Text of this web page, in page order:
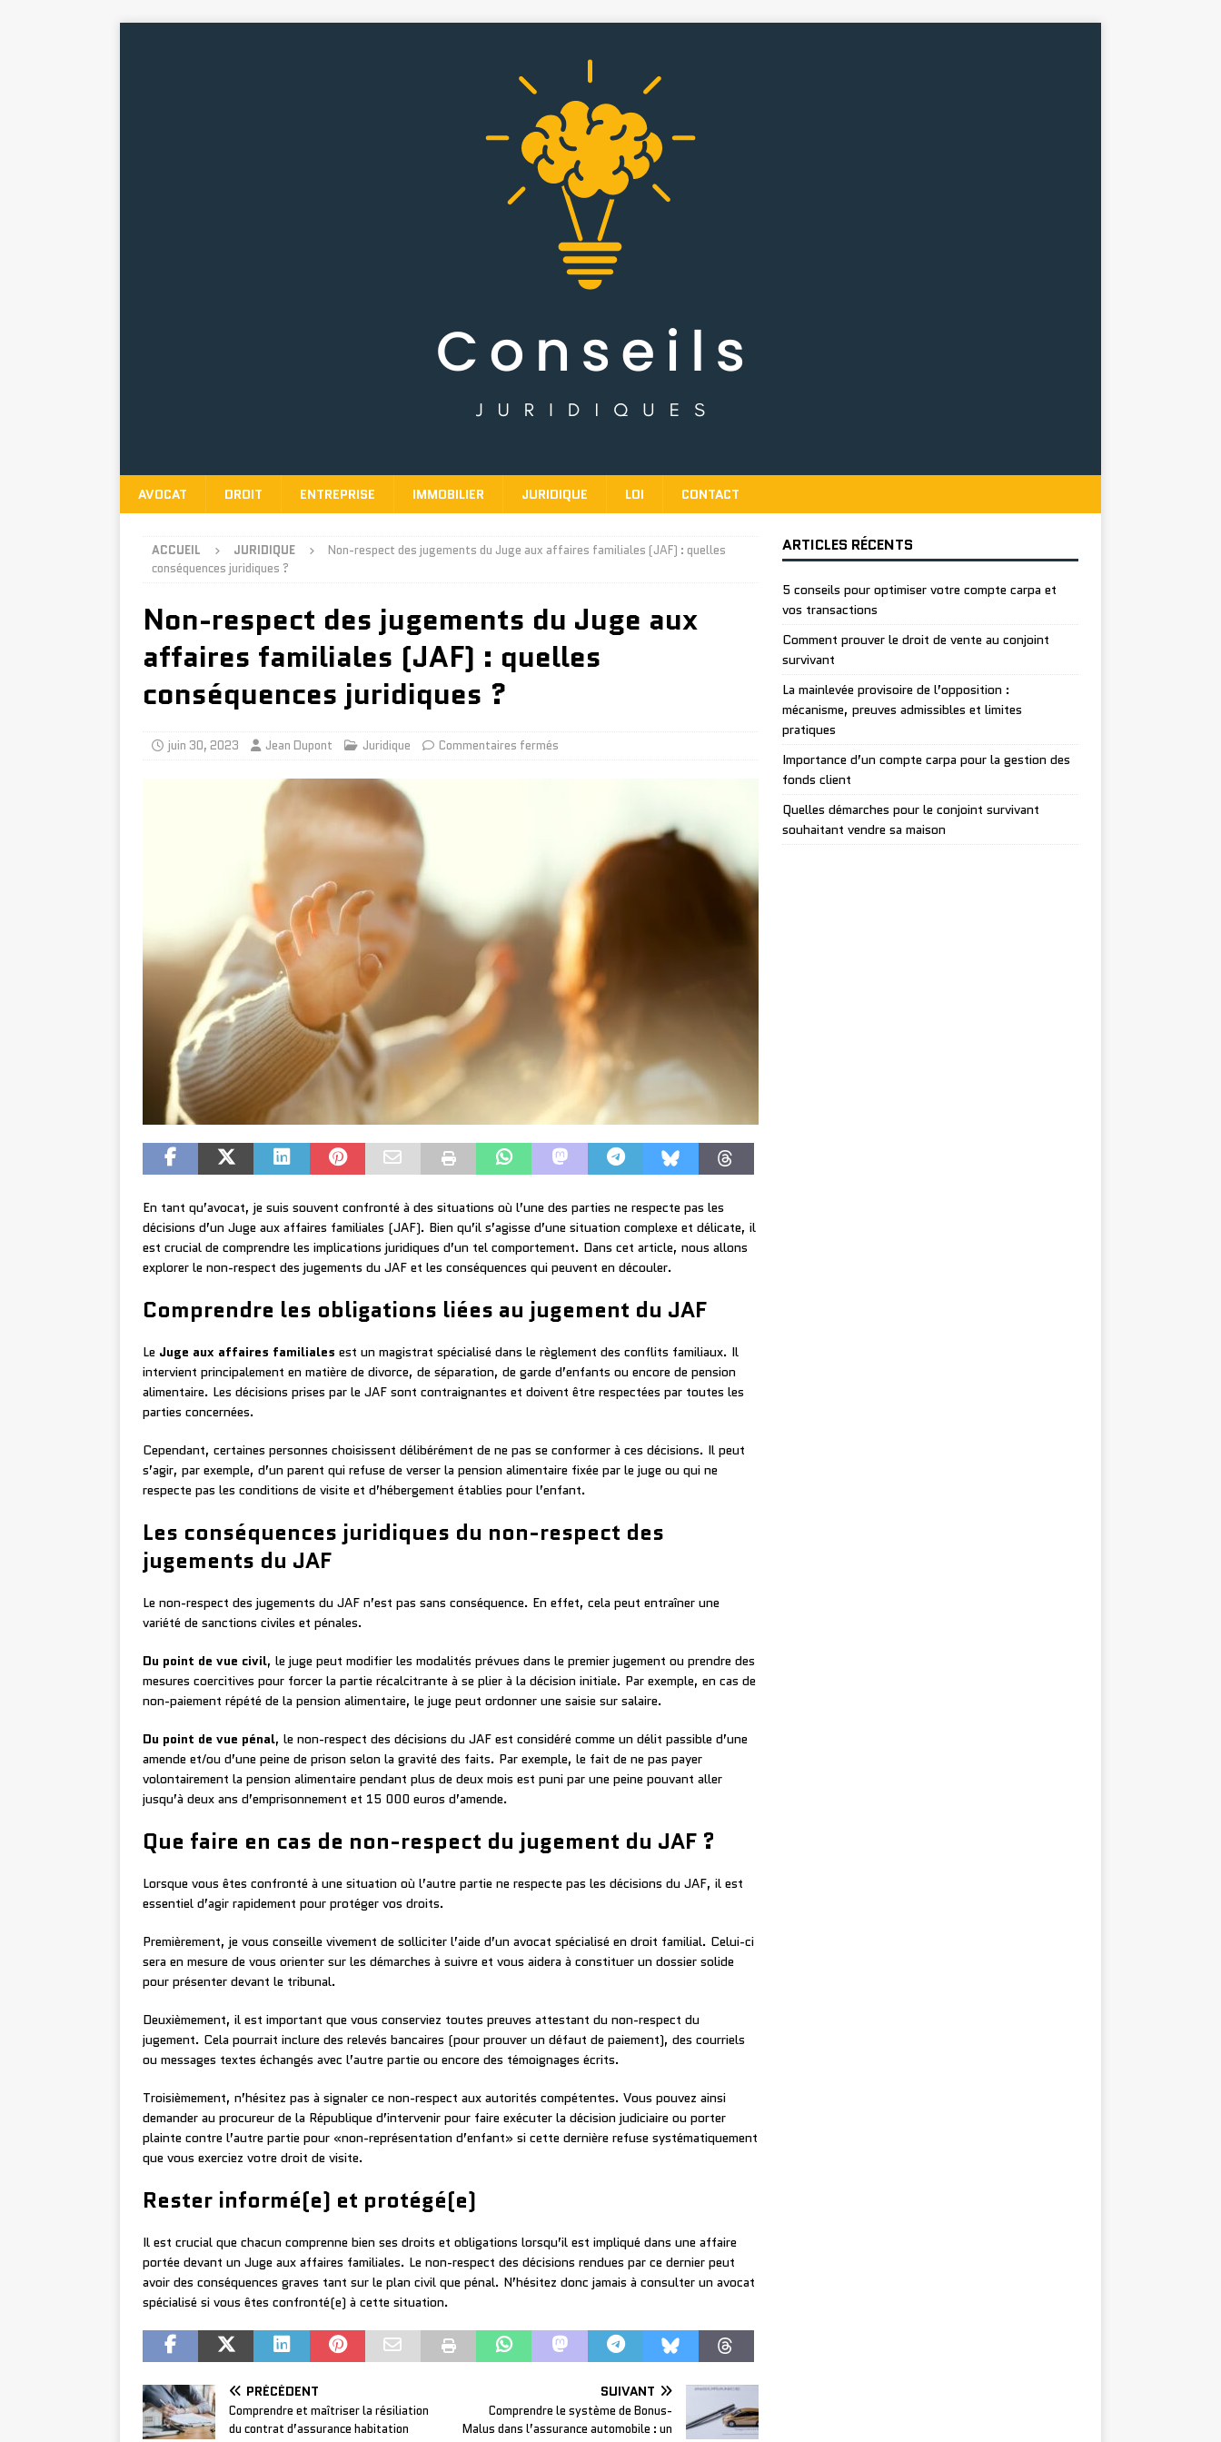
AVOCAT DROIT ENTREPRISE IMMOBILIER JURIDIQUE LOI CONTACT
ACCUEIL JURIDIQUE
Non-respect des jugements du Juge aux affaires familiales (JAF) : quelles
conséquences juridiques ?
Non-respect des jugements du Juge aux
affaires familiales (JAF) : quelles
conséquences juridiques ?
juin 30, 2023 Jean Dupont Juridique Commentaires fermés
En tant qu’avocat, je suis souvent confronté à des situations où l’une des parties ne respecte pas les
décisions d’un Juge aux affaires familiales (JAF). Bien qu’il s’agisse d’une situation complexe et délicate, il
est crucial de comprendre les implications juridiques d’un tel comportement. Dans cet article, nous allons
explorer le non-respect des jugements du JAF et les conséquences qui peuvent en découler.
Comprendre les obligations liées au jugement du JAF
Le Juge aux affaires familiales est un magistrat spécialisé dans le règlement des conflits familiaux. Il
intervient principalement en matière de divorce, de séparation, de garde d’enfants ou encore de pension
alimentaire. Les décisions prises par le JAF sont contraignantes et doivent être respectées par toutes les
parties concernées.
Cependant, certaines personnes choisissent délibérément de ne pas se conformer à ces décisions. Il peut
s’agir, par exemple, d’un parent qui refuse de verser la pension alimentaire fixée par le juge ou qui ne
respecte pas les conditions de visite et d’hébergement établies pour l’enfant.
Les conséquences juridiques du non-respect des
jugements du JAF
Le non-respect des jugements du JAF n’est pas sans conséquence. En effet, cela peut entraîner une
variété de sanctions civiles et pénales.
Du point de vue civil, le juge peut modifier les modalités prévues dans le premier jugement ou prendre des
mesures coercitives pour forcer la partie récalcitrante à se plier à la décision initiale. Par exemple, en cas de
non-paiement répété de la pension alimentaire, le juge peut ordonner une saisie sur salaire.
Du point de vue pénal, le non-respect des décisions du JAF est considéré comme un délit passible d’une
amende et/ou d’une peine de prison selon la gravité des faits. Par exemple, le fait de ne pas payer
volontairement la pension alimentaire pendant plus de deux mois est puni par une peine pouvant aller
jusqu’à deux ans d’emprisonnement et 15 000 euros d’amende.
Que faire en cas de non-respect du jugement du JAF ?
Lorsque vous êtes confronté à une situation où l’autre partie ne respecte pas les décisions du JAF, il est
essentiel d’agir rapidement pour protéger vos droits.
Premièrement, je vous conseille vivement de solliciter l’aide d’un avocat spécialisé en droit familial. Celui-ci
sera en mesure de vous orienter sur les démarches à suivre et vous aidera à constituer un dossier solide
pour présenter devant le tribunal.
Deuxièmement, il est important que vous conserviez toutes preuves attestant du non-respect du
jugement. Cela pourrait inclure des relevés bancaires (pour prouver un défaut de paiement), des courriels
ou messages textes échangés avec l’autre partie ou encore des témoignages écrits.
Troisièmement, n’hésitez pas à signaler ce non-respect aux autorités compétentes. Vous pouvez ainsi
demander au procureur de la République d’intervenir pour faire exécuter la décision judiciaire ou porter
plainte contre l’autre partie pour «non-représentation d’enfant» si cette dernière refuse systématiquement
que vous exerciez votre droit de visite.
Rester informé(e) et protégé(e)
Il est crucial que chacun comprenne bien ses droits et obligations lorsqu’il est impliqué dans une affaire
portée devant un Juge aux affaires familiales. Le non-respect des décisions rendues par ce dernier peut
avoir des conséquences graves tant sur le plan civil que pénal. N’hésitez donc jamais à consulter un avocat
spécialisé si vous êtes confronté(e) à cette situation.
PRÉCÉDENT
Comprendre et maîtriser la résiliation
du contrat d’assurance habitation
SUIVANT
Comprendre le système de Bonus-
Malus dans l’assurance automobile : un
ARTICLES RÉCENTS
5 conseils pour optimiser votre compte carpa et
vos transactions
Comment prouver le droit de vente au conjoint
survivant
La mainlevée provisoire de l’opposition :
mécanisme, preuves admissibles et limites
pratiques
Importance d’un compte carpa pour la gestion des
fonds client
Quelles démarches pour le conjoint survivant
souhaitant vendre sa maison